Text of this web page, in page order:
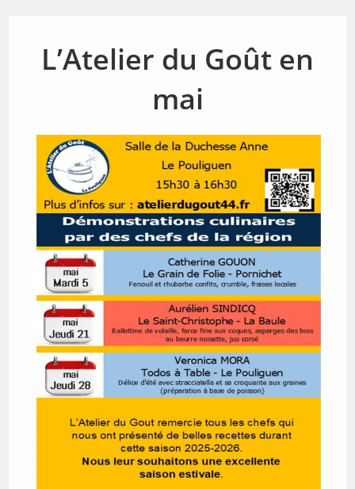
L’Atelier du Goût en
mai